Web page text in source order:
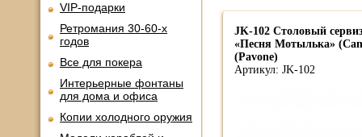
VIP-подарки
Ретромания 30-60-х
годов
Все для покера
Интерьерные фонтаны
для дома и офиса
Копии холодного оружия
JK-102 Столовый
«Песня Мотылька»
(Pavone)
Артикул: JK-102